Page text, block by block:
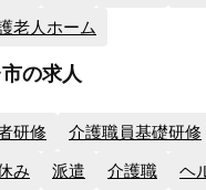
老人ホーム
の求人
研修 介護職員基礎研修
み 派遣 介護職 ヘ